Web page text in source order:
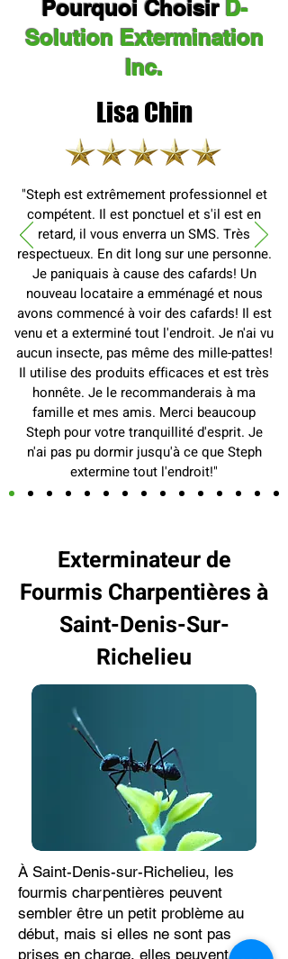
Pourquoi Choisir D-
Solution Extermination
Inc.
Lisa Chin
"Steph est extrêmement professionnel et
compétent. Il est ponctuel et s'il est en
retard, il vous enverra un SMS. Très
respectueux. En dit long sur une personne.
Je paniquais à cause des cafards! Un
nouveau locataire a emménagé et nous
avons commencé à voir des cafards! Il est
venu et a exterminé tout l'endroit. Je n'ai vu
aucun insecte, pas même des mille-pattes!
Il utilise des produits efficaces et est très
honnête. Je le recommanderais à ma
famille et mes amis. Merci beaucoup
Steph pour votre tranquillité d'esprit. Je
n'ai pas pu dormir jusqu'à ce que Steph
extermine tout l'endroit!"
Exterminateur de
Fourmis Charpentières à
Saint-Denis-Sur-
Richelieu
À Saint-Denis-sur-Richelieu, les
fourmis charpentières peuvent
sembler être un petit problème au
début, mais si elles ne sont pas
prises en charge, elles peuvent